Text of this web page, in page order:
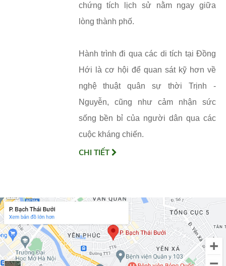
chứng tích lịch sử nằm ngay giữa
lòng thành phố.
Hành trình đi qua các di tích tại Đồng
Hới là cơ hội để quan sát kỹ hơn về
nghệ thuật quân sự thời Trịnh -
Nguyễn, cũng như cảm nhận sức
sống bền bỉ của người dân qua các
cuộc kháng chiến.
CHI TIẾT